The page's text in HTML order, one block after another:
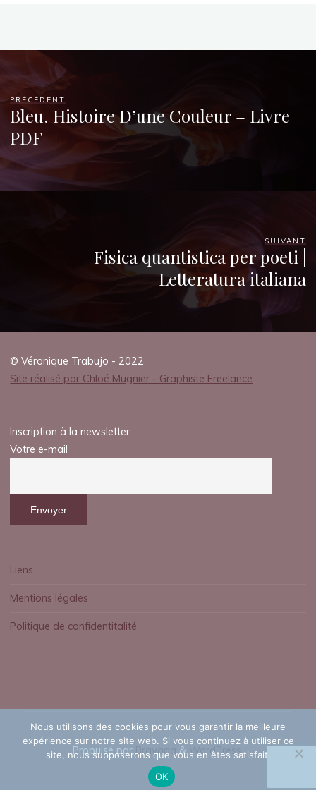
PRÉCÉDENT
Bleu. Histoire D’une Couleur – Livre
PDF
SUIVANT
Fisica quantistica per poeti |
Letteratura italiana
© Véronique Trabujo - 2022
Site réalisé par Chloé Mugnier - Graphiste Freelance
Inscription à la newsletter
Votre e-mail
Liens
Mentions légales
Politique de confidentitalité
Propulsé parBravada&WordPress.
Nous utilisons des cookies pour vous garantir la meilleure
expérience sur notre site web. Si vous continuez à utiliser ce
site, nous supposerons que vous en êtes satisfait.
OK